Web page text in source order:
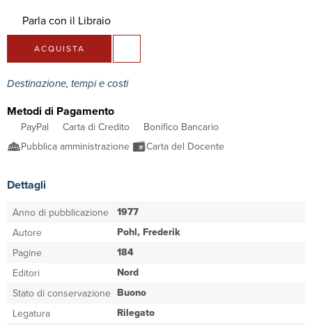
Parla con il Libraio
ACQUISTA
Destinazione, tempi e costi
Metodi di Pagamento
PayPal Carta di Credito
Bonifico Bancario
Pubblica amministrazione
Carta del Docente
Dettagli
Anno di pubblicazione 1977
Autore Pohl, Frederik
Pagine 184
Editori Nord
Stato di conservazione Buono
Legatura Rilegato